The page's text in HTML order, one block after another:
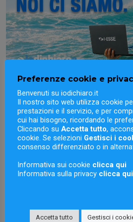
Novità
Orari settimana
Preferenze cookie e
Benvenuti su iodichiaro.it
Il nostro sito web utilizza cookie
prestazioni e il servizio, e per
cui hai bisogno, ricordando le
Cliccando su Accetta tutto,
cookie. Se selezioni Gestisci i
consenso differenziato o in
Informativa sui cookie clicca qui
Informativa sulla privacy clicca qui
Accetta tutto Gestisci i